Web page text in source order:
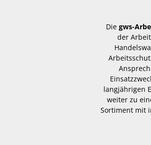
Die gws-
der
langjährigen
weiter zu
Sortiment mit